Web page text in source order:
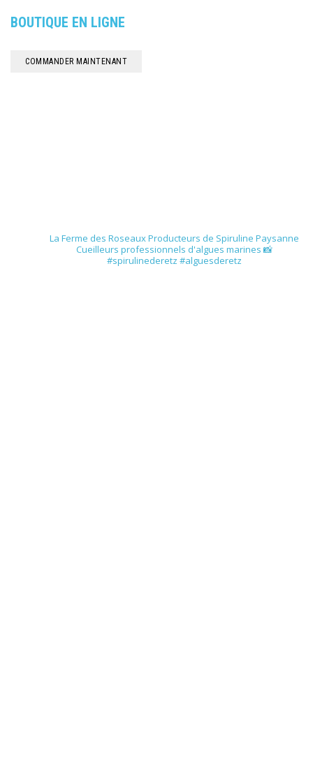
BOUTIQUE EN LIGNE
COMMANDER MAINTENANT
La Ferme des RoseauxProducteurs de Spiruline Paysanne
Cueilleurs professionnels d'algues marines 📸
#spirulinederetz #alguesderetz